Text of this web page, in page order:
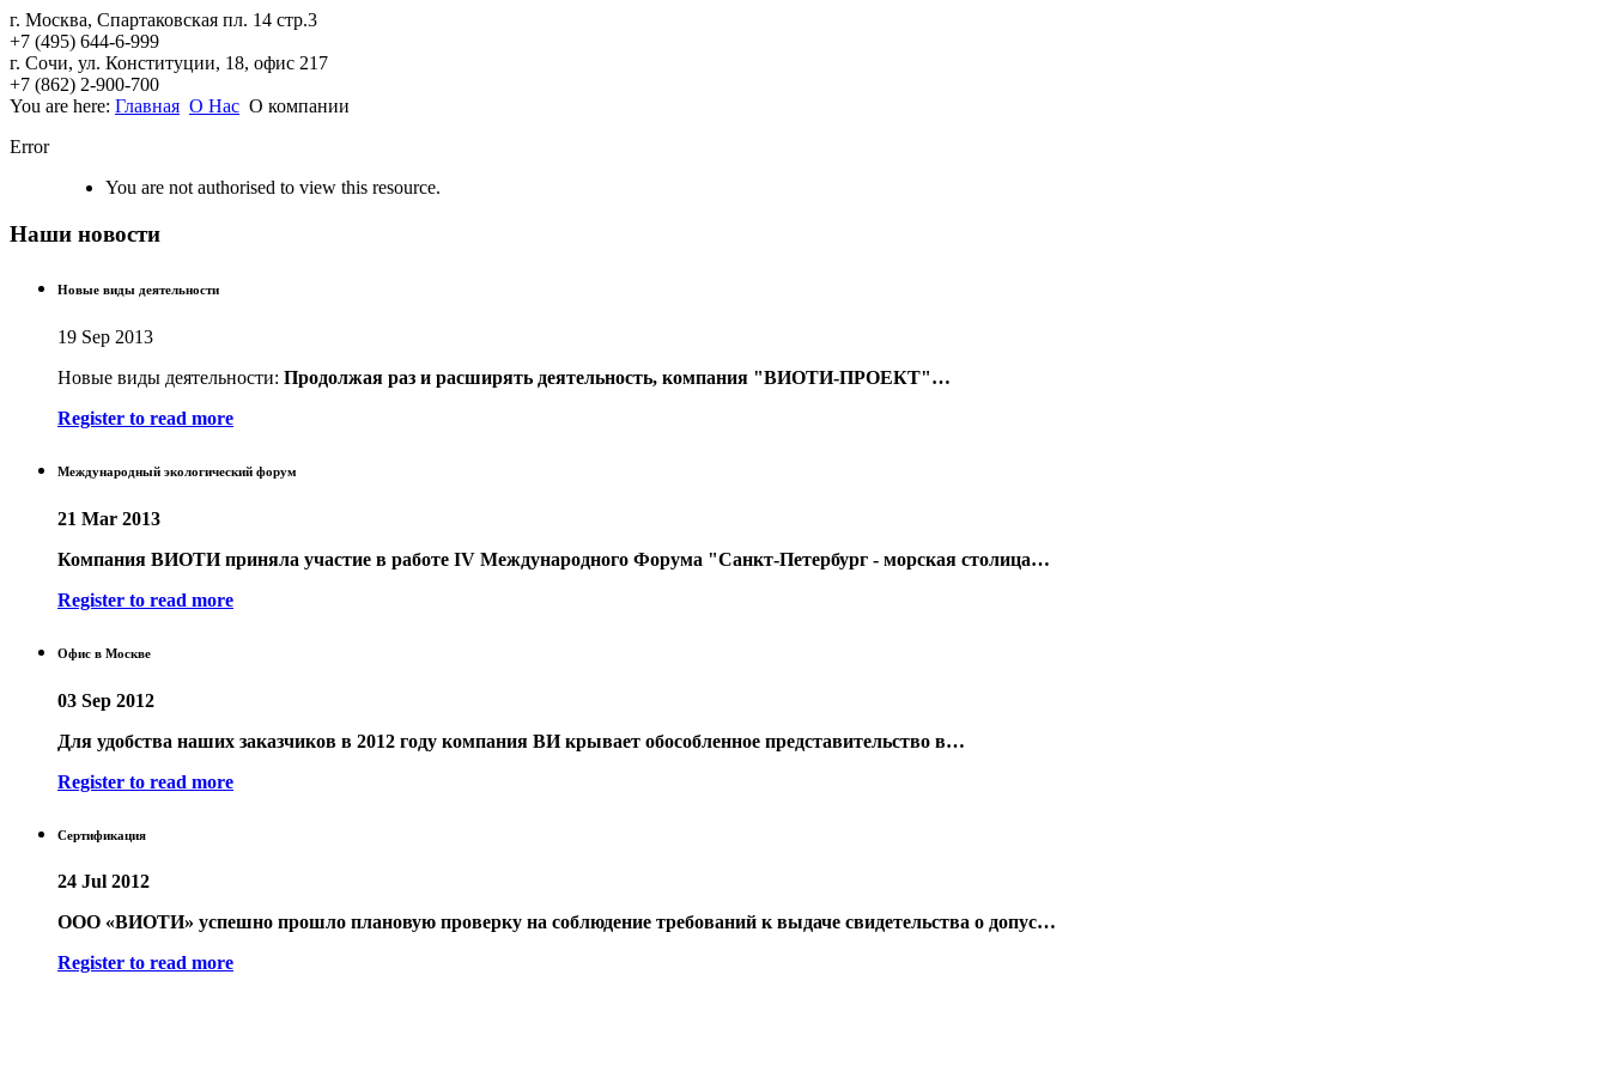
г. Москва, Спартаковская пл. 14 стр.3
+7 (495) 644-6-999
г. Сочи, ул. Конституции, 18, офис 217
+7 (862) 2-900-700
You are here: Главная О Нас О компании
Error
You are not authorised to view this resource.
Наши новости
Новые виды деятельности
19 Sep 2013
Новые виды деятельности: Продолжая раз и расширять деятельность, компания "ВИОТИ-ПРОЕКТ"…
Register to read more
Международный экологический форум
21 Mar 2013
Компания ВИОТИ приняла участие в работе IV Международного Форума "Санкт-Петербург - морская столица…
Register to read more
Офис в Москве
03 Sep 2012
Для удобства наших заказчиков в 2012 году компания ВИ крывает обособленное представительство в…
Register to read more
Сертификация
24 Jul 2012
ООО «ВИОТИ» успешно прошло плановую проверку на соблюдение требований к выдаче свидетельства о допус…
Register to read more